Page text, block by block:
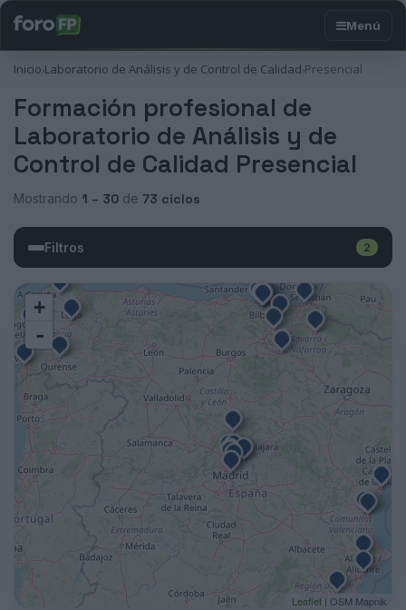
Inicio›Laboratorio de Análisis y de Control de Calidad›Presencial
Formación profesional de
Laboratorio de Análisis y de
Control de Calidad Presencial
Mostrando 1 – 30 de 73 ciclos
Filtros 2
+
-
Leaflet | OSM Mapnik